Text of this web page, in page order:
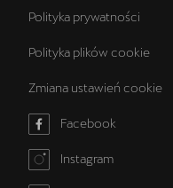
Polityka prywatności
Polityka plików cookie
Zmiana ustawień cookie
Facebook
Instagram